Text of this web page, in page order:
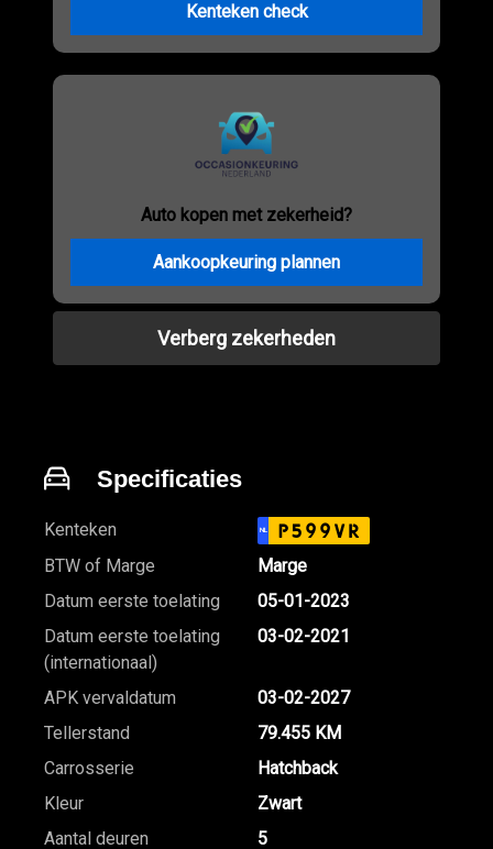
Kenteken check
Auto kopen met zekerheid?
Aankoopkeuring plannen
Verberg zekerheden
Specificaties
Kenteken NL P599VR
BTW of Marge
Marge
Datum eerste toelating
05-01-2023
Datum eerste toelating
(internationaal)
03-02-2021
APK vervaldatum
03-02-2027
Tellerstand
79.455 KM
Carrosserie
Hatchback
Kleur
Zwart
Aantal deuren
5